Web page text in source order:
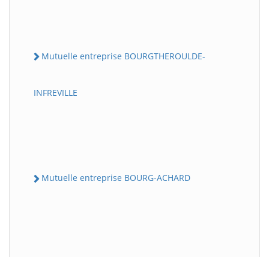
Mutuelle entreprise BOURGTHEROULDE-
INFREVILLE
Mutuelle entreprise BOURG-ACHARD